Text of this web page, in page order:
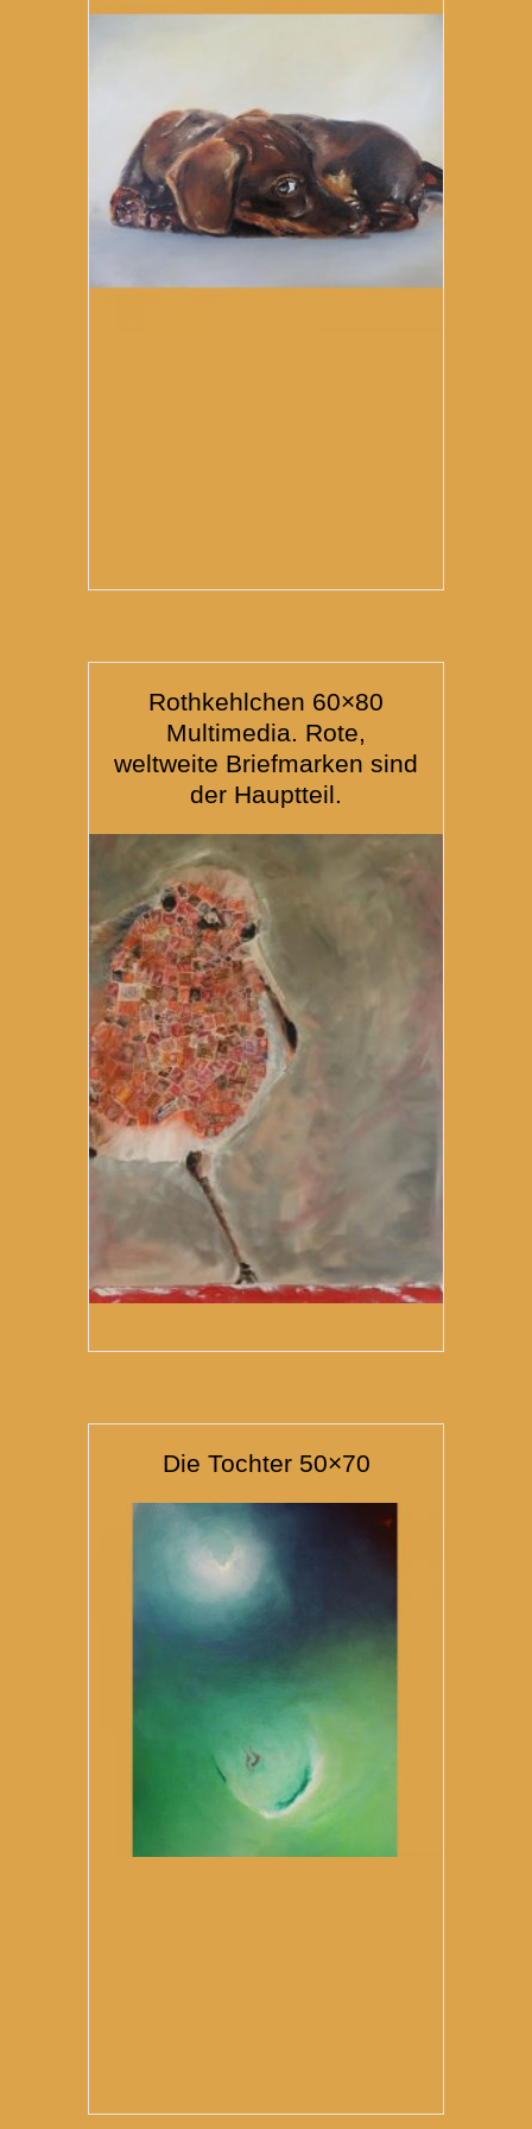
Rothkehlchen 60×80
Multimedia. Rote,
weltweite Briefmarken sind
der Hauptteil.
Die Tochter 50×70